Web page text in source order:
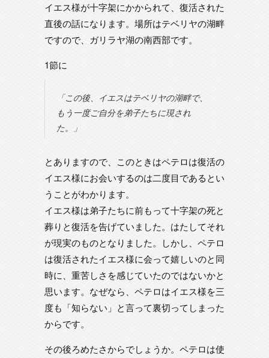
イエス様が十字架にかかられて、復活された
直後の話になります。場所はテベリヤの湖畔
ですので、ガリラヤ湖の南西部です。
1節に
「この後、イエスはテベリヤの湖畔で、
もう一度ご自分を弟子たちに現され
た。」
とありますので、このときはペテロは復活の
イエス様にお会いするのは二度目であるとい
うことがわかります。
イエス様は弟子たちに前もって十字架の死と
葬りと復活を告げていました。はたしてそれ
が現実のものとなりました。しかし、ペテロ
は復活されたイエス様に会って嬉しいのと同
時に、重苦しさを感じていたのではないかと
思います。なぜなら、ペテロはイエス様を三
度も「知らない」と言って裏切ってしまった
からです。
その後ろめたさからでしょうか。ペテロは使